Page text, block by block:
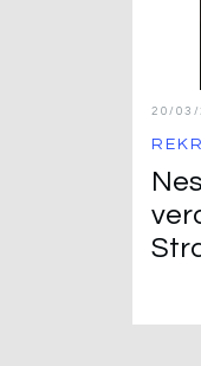
20/03/